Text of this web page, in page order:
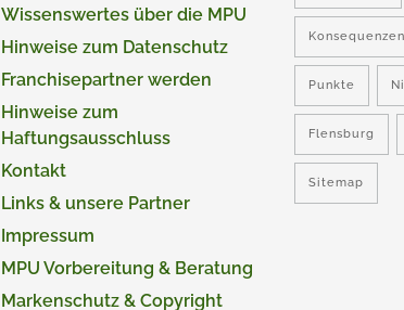
Wissenswertes über die MPU
Hinweise zum Datenschutz
Franchisepartner werden
Hinweise zum
Haftungsausschluss
Kontakt
Links & unsere Partner
Impressum
MPU Vorbereitung & Beratung
Markenschutz & Copyright
Konsequenzen
Punkte
Flensburg
Sitemap